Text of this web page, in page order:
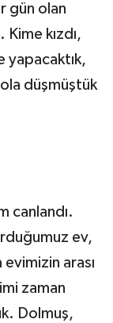
gün olan
Kime kızdı,
yapacaktık,
düşmüştük
ev,
arası
zaman
Dolmuş,